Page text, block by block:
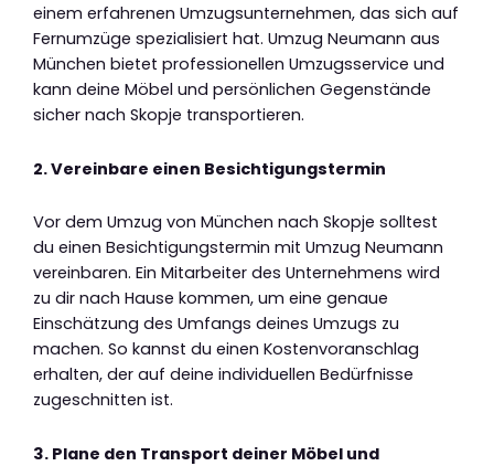
einem erfahrenen Umzugsunternehmen, das sich auf
Fernumzüge spezialisiert hat. Umzug Neumann aus
München bietet professionellen Umzugsservice und
kann deine Möbel und persönlichen Gegenstände
sicher nach Skopje transportieren.
2. Vereinbare einen Besichtigungstermin
Vor dem Umzug von München nach Skopje solltest
du einen Besichtigungstermin mit Umzug Neumann
vereinbaren. Ein Mitarbeiter des Unternehmens wird
zu dir nach Hause kommen, um eine genaue
Einschätzung des Umfangs deines Umzugs zu
machen. So kannst du einen Kostenvoranschlag
erhalten, der auf deine individuellen Bedürfnisse
zugeschnitten ist.
3. Plane den Transport deiner Möbel und